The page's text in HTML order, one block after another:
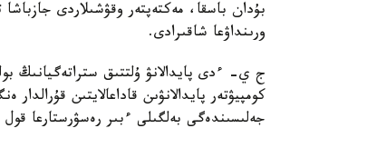
بۇدان باسقا، مەكتەپتەر وقۋشىلاردى
ورىنداۋعا شاقىرادى.
ج ي- ءدى پايدالانۋ ۇلتتىق ستراتەگيانىڭ
كومپيۋتەر پايدالانۋىن قاداعالايتىن
جەلىسىندەگى بەلگىلى ءبىر رەسۋرستارعا